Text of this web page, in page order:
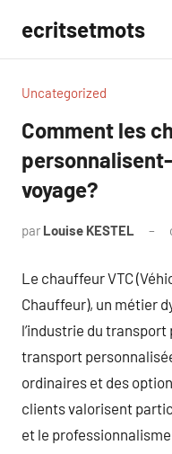
contenu
ecritsetmots
Uncategorized
Comment les
voyage?
par Louise KESTEL
Le chauffeur VTC
Chauffeur), un métier
l’industrie du
transport
ordinaires et des
clients valorisent
et le